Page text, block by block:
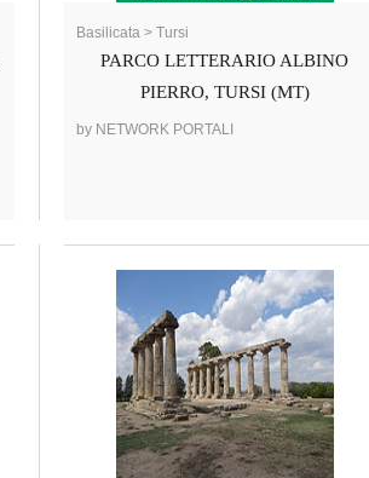
Basilicata > Tursi
PARCO LETTERARIO ALBINO
PIERRO, TURSI (MT)
by NETWORK PORTALI